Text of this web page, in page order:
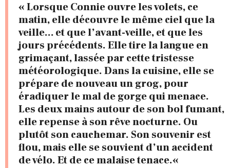
«Lorsque Connie ouvre les volets, ce
matin, elle découvre le même ciel que la
veille… et que l’avant-veille, et que les
jours précédents. Elle tire la langue en
grimaçant, lassée par cette tristesse
météorologique. Dans la cuisine, elle se
prépare de nouveau un grog, pour
éradiquer le mal de gorge qui menace.
Les deux mains autour de son bol fumant,
elle repense à son rêve nocturne. Ou
plutôt son cauchemar. Son souvenir est
flou, mais elle se souvient d’un accident
de vélo. Et de ce malaise tenace.«